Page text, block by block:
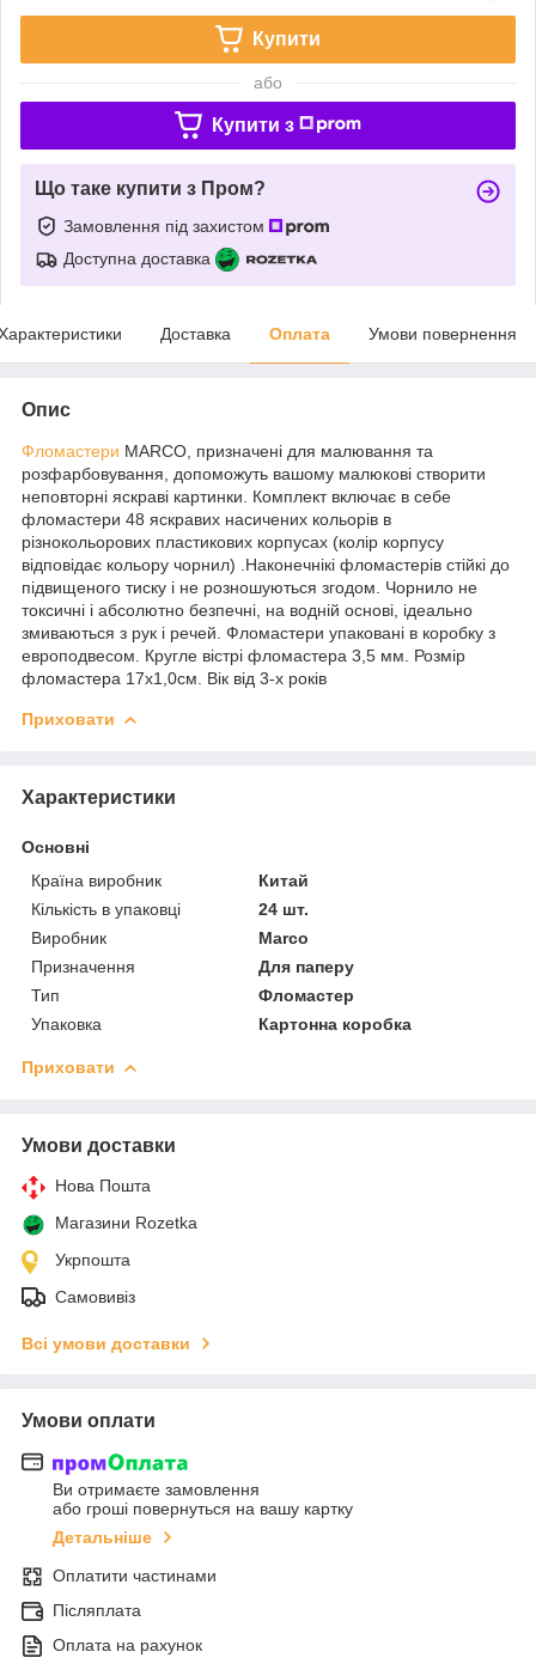
Купити
або
Купити з
Що таке купити з Пром?
Замовлення під захистом
Доступна доставка
Доставка Оплата Умови повернення
Опис
Фломастери MARCO, призначені для малювання та
розфарбовування, допоможуть вашому малюкові створити
неповторні яскраві картинки. Комплект включає в себе
фломастери 48 яскравих насичених кольорів в
різнокольорових пластикових корпусах (колір корпусу
відповідає кольору чорнил) .Наконечнікі фломастерів стійкі до
підвищеного тиску і не розношуються згодом. Чорнило не
токсичні і абсолютно безпечні, на водній основі, ідеально
змиваються з рук і речей. Фломастери упаковані в коробку з
европодвесом. Кругле вістрі фломастера 3,5 мм. Розмір
фломастера 17х1,0см. Вік від 3-х років
Приховати
Характеристики
Основні
Країна виробник
Китай
Кількість в упаковці
24 шт.
Виробник
Marco
Призначення
Для паперу
Тип
Фломастер
Упаковка
Картонна коробка
Приховати
Умови доставки
Нова Пошта
Магазини Rozetka
Укрпошта
Самовивіз
Всі умови доставки
Умови оплати
Ви отримаєте замовлення
або гроші повернуться на вашу картку
Детальніше
Оплатити частинами
Післяплата
Оплата на рахунок